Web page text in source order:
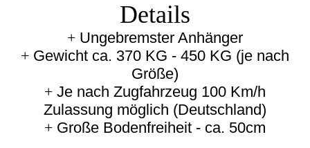
Details
+ Ungebremster Anhänger
+ Gewicht ca. 370 KG - 450 KG (je nach
Größe)
+ Je nach Zugfahrzeug 100 Km/h
Zulassung möglich (Deutschland)
+ Große Bodenfreiheit - ca. 50cm